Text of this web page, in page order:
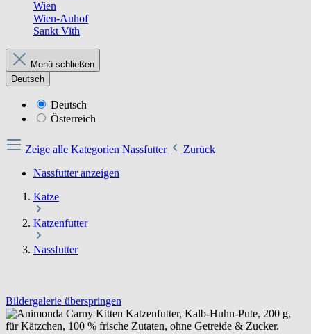
Wien
Wien-Auhof
Sankt Vith
Menü schließen
Deutsch
Deutsch
Österreich
Zeige alle Kategorien Nassfutter
Zurück
Nassfutter anzeigen
Katze
Katzenfutter
Nassfutter
Bildergalerie überspringen